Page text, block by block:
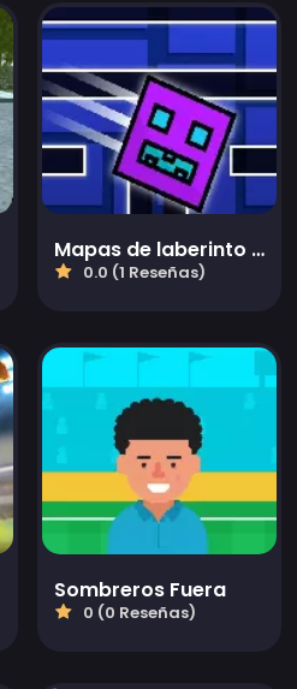
Mapas de laberinto de Geometry Dash
0.0 (1 Reseñas)
Sombreros Fuera
0 (0 Reseñas)